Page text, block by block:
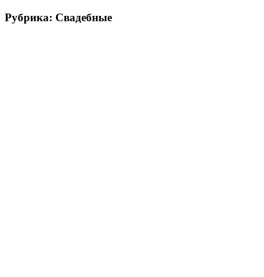
Рубрика: Свадебные